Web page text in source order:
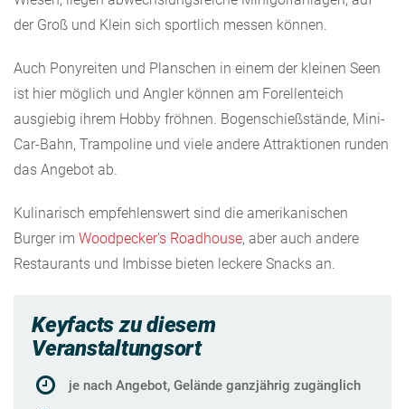
der Groß und Klein sich sportlich messen können.
Auch Ponyreiten und Planschen in einem der kleinen Seen
ist hier möglich und Angler können am Forellenteich
ausgiebig ihrem Hobby fröhnen. Bogenschießstände, Mini-
Car-Bahn, Trampoline und viele andere Attraktionen runden
das Angebot ab.
Kulinarisch empfehlenswert sind die amerikanischen
Burger im Woodpecker’s Roadhouse, aber auch andere
Restaurants und Imbisse bieten leckere Snacks an.
Keyfacts zu diesem
Veranstaltungsort
je nach Angebot, Gelände ganzjährig zugänglich